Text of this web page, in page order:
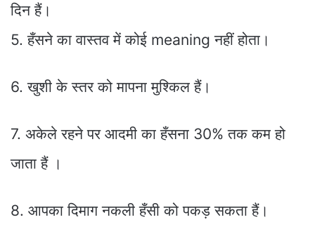
दिन हैं।
5. हँसने का वास्तव में कोई meaning नहीं होता।
6. खुशी के स्तर को मापना मुश्किल हैं।
7. अकेले रहने पर आदमी का हँसना 30% तक कम हो
जाता हैं ।
8. आपका दिमाग नकली हँसी को पकड़ सकता हैं।